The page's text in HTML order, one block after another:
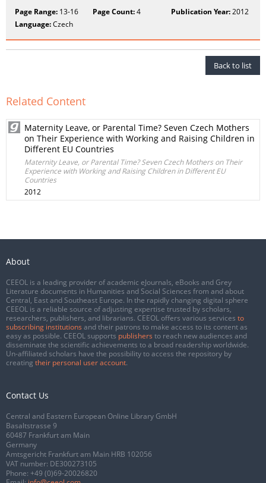
Page Range: 13-16 Page Count:4 Publication Year:2012
Language:Czech
Back to list
Related Content
Maternity Leave, or Parental Time? Seven Czech Mothers
on Their Experience with Working and Raising Children in
Different EU Countries
Maternity Leave, or Parental Time? Seven Czech Mothers on Their
Experience with Working and Raising Children in Different EU
Countries
2012
About
CEEOL is a leading provider of academic eJournals, eBooks and Grey
Literature documents in Humanities and Social Sciences from and about
Central, East and Southeast Europe. In the rapidly changing digital sphere
CEEOL is a reliable source of adjusting expertise trusted by scholars,
researchers, publishers, and librarians. CEEOL offers various services to
subscribing institutions and their patrons to make access to its content as
easy as possible. CEEOL supports publishers to reach new audiences and
disseminate the scientific achievements to a broad readership worldwide.
Un-affiliated scholars have the possibility to access the repository by
creating their personal user account.
Contact Us
Central and Eastern European Online Library GmbH
Basaltstrasse 9
60487 Frankfurt am Main
Germany
Amtsgericht Frankfurt am Main HRB 102056
VAT number: DE300273105
Phone: +49 (0)69-20026820